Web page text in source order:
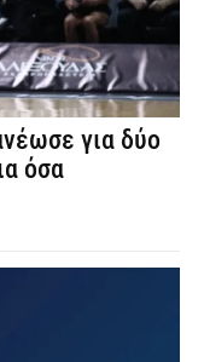
για δύο
όσα